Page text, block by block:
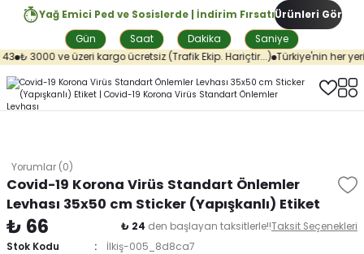
Yağ Emici Ped ve Sosislerde | İndirim Fırsatı
Gün
Saat Dakika Saniye
Ürünleri Gör
₺ 3000 ve üzeri kargo ücretsiz (Trafik Ekip. Hariçtir...) Türkiye'nin her
Yorumlar (0)
Covid-19 Korona Virüs Standart Önlemler
Levhası 35x50 cm Sticker (Yapışkanlı) Etiket
₺ 66 ₺ 24 den başlayan taksitlerle!!Taksit Seçenekleri
Stok Kodu
İlkiş-005_8d8ca7